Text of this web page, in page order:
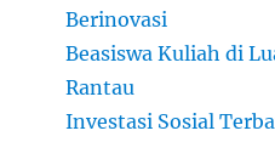
Berinovasi
Beasiswa Kuliah di
Rantau
Investasi Sosial